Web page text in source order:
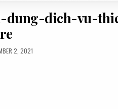
dich-vu-
2, 2021